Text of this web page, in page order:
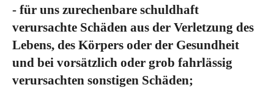
- für uns zurechenbare schuldhaft
verursachte Schäden aus der Verletzung des
Lebens, des Körpers oder der Gesundheit
und bei vorsätzlich oder grob fahrlässig
verursachten sonstigen Schäden;